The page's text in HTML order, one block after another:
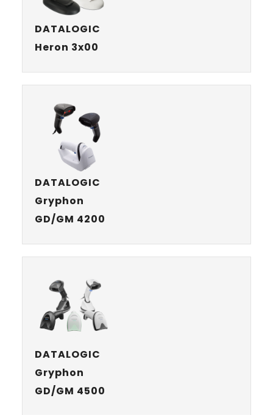
DATALOGIC
Heron 3x00
DATALOGIC
Gryphon
GD/GM 4200
DATALOGIC
Gryphon
GD/GM 4500